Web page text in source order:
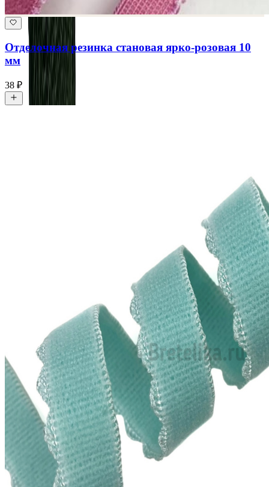
Отделочная резинка становая ярко-розовая 10
мм
38 ₽